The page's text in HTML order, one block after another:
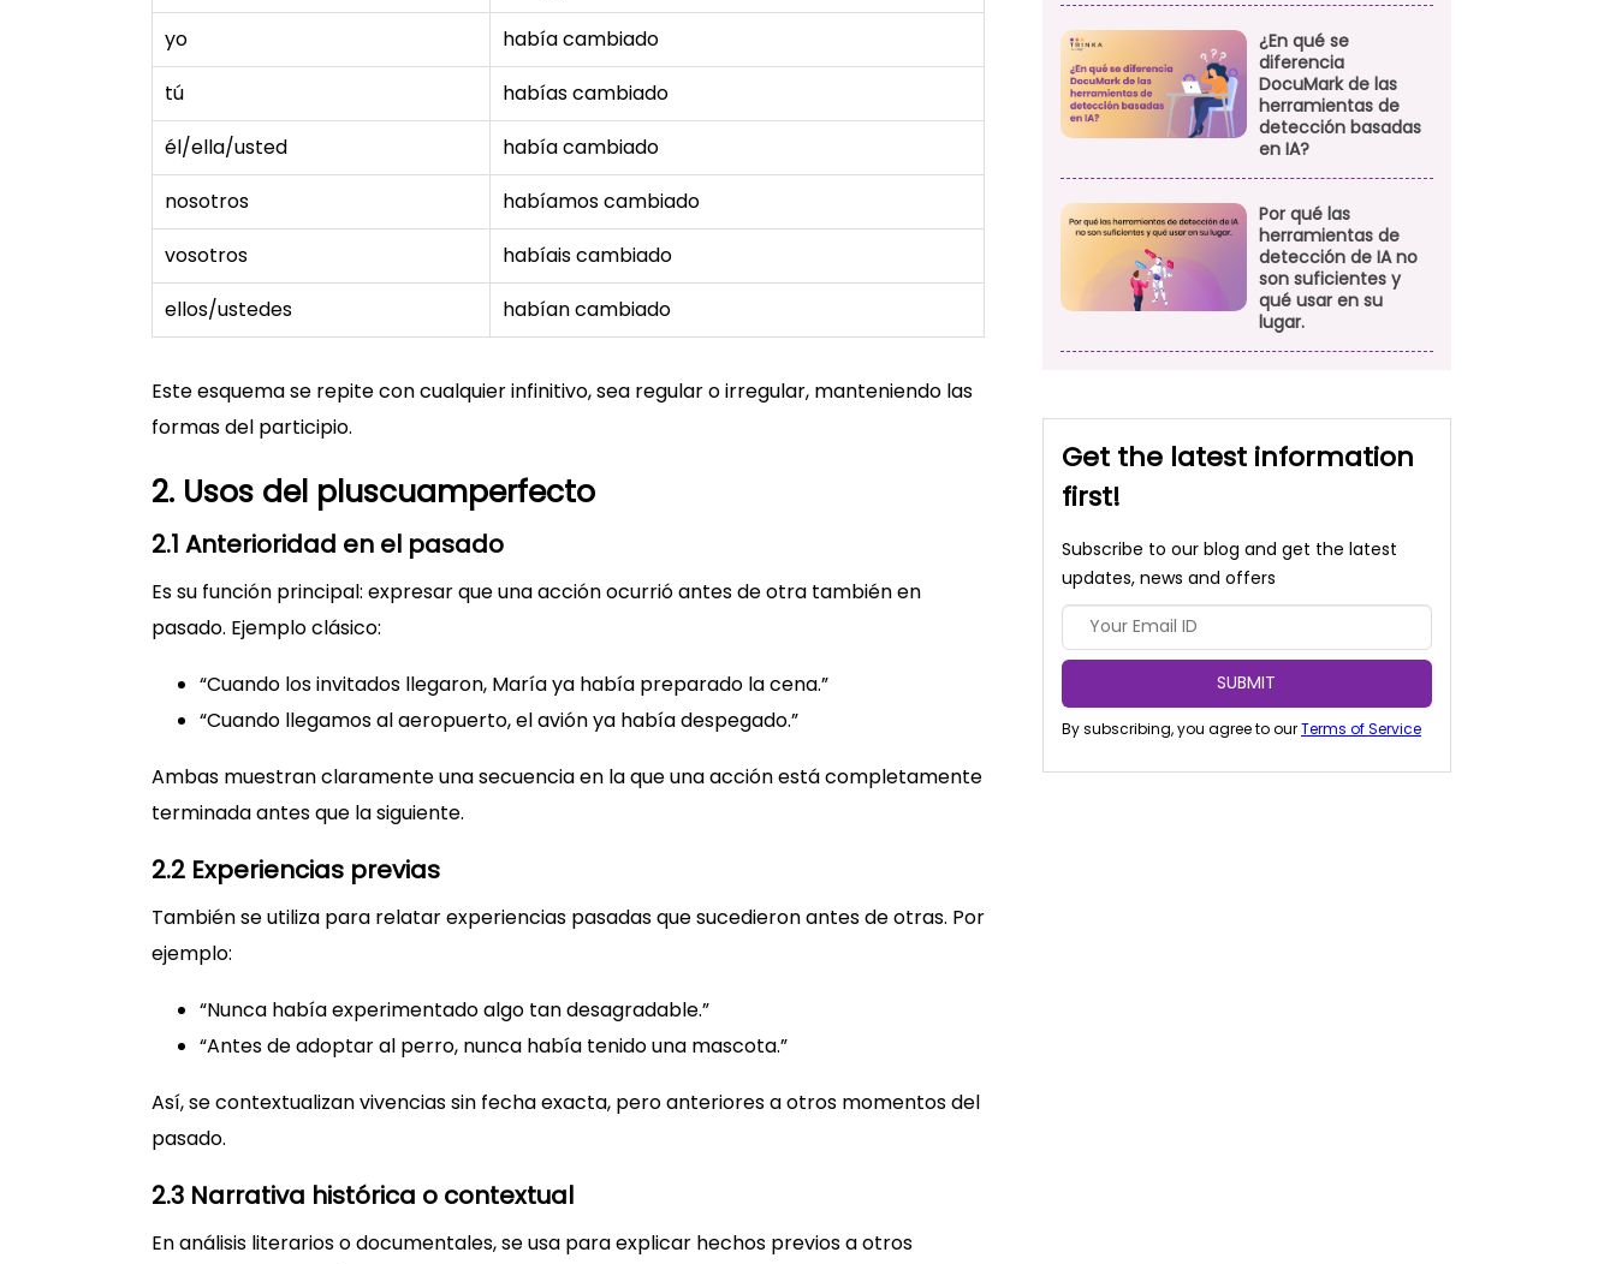
yo
había cambiado
tú
habías cambiado
él/ella/usted
había cambiado
nosotros
habíamos cambiado
vosotros
habíais cambiado
ellos/ustedes
habían cambiado
Este esquema se repite con cualquier infinitivo, sea regular o irregular, manteniendo las
formas del participio.
2. Usos del pluscuamperfecto
2.1 Anterioridad en el pasado
Es su función principal: expresar que una acción ocurrió antes de otra también en
pasado. Ejemplo clásico:
“Cuando los invitados llegaron, María ya había preparado la cena.”
“Cuando llegamos al aeropuerto, el avión ya había despegado.”
Ambas muestran claramente una secuencia en la que una acción está completamente
terminada antes que la siguiente.
2.2 Experiencias previas
También se utiliza para relatar experiencias pasadas que sucedieron antes de otras. Por
ejemplo:
“Nunca había experimentado algo tan desagradable.”
“Antes de adoptar al perro, nunca había tenido una mascota.”
Así, se contextualizan vivencias sin fecha exacta, pero anteriores a otros momentos del
pasado.
2.3 Narrativa histórica o contextual
En análisis literarios o documentales, se usa para explicar hechos previos a otros
¿En qué se
diferencia
DocuMark de las
herramientas de
detección basadas
en IA?
Por qué las
herramientas de
detección de IA no
son suficientes y
qué usar en su
lugar.
Get the latest information
first!
Subscribe to our blog and get the latest
updates, news and offers
SUBMIT
By subscribing, you agree to ourTerms of Service